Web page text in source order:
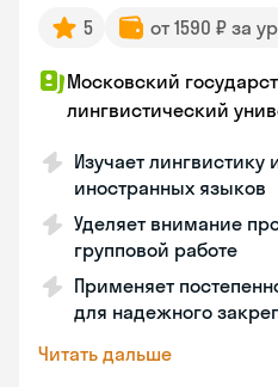
5 от 1590 ₽ за
Московский
лингвистический
Изучает
иностранных языков
Уделяет внимание
групповой работе
Применяет
для надежного
Читать дальше